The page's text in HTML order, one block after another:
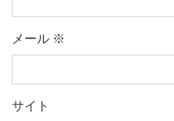
メール ※
サイト